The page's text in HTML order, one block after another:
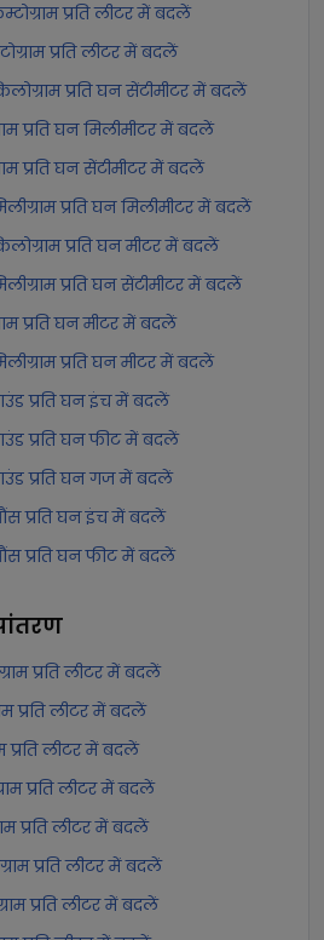
प्रति लीटर में बदलें
प्रति लीटर में बदलें
प्रति घन सेंटीमीटर में बदलें
प्रति घन मिलीमीटर में बदलें
प्रति घन सेंटीमीटर में बदलें
प्रति घन मिलीमीटर में बदलें
प्रति घन मीटर में बदलें
प्रति घन सेंटीमीटर में बदलें
प्रति घन मीटर में बदलें
प्रति घन मीटर में बदलें
प्रति घन इंच में बदलें
प्रति घन फीट में बदलें
प्रति घन गज में बदलें
प्रति घन इंच में बदलें
प्रति घन फीट में बदलें
प्रति लीटर में बदलें
प्रति लीटर में बदलें
प्रति लीटर में बदलें
प्रति लीटर में बदलें
प्रति लीटर में बदलें
प्रति लीटर में बदलें
प्रति लीटर में बदलें